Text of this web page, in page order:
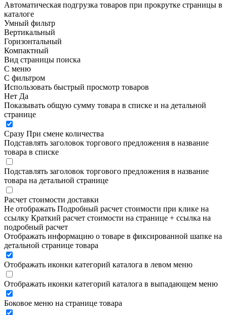
Автоматическая подгрузка товаров при прокрутке страницы в
каталоге
Умный фильтр
Вертикальный
Горизонтальный
Компактный
Вид страницы поиска
С меню
С фильтром
Использовать быстрый просмотр товаров
Нет Да
Показывать общую сумму товара в списке и на детальной
странице
Сразу При смене количества
Подставлять заголовок торгового предложения в название
товара в списке
Подставлять заголовок торгового предложения в название
товара на детальной странице
Расчет стоимости доставки
Не отображать Подробный расчет стоимости при клике на
ссылку Краткий расчет стоимости на странице + ссылка на
подробный расчет
Отображать информацию о товаре в фиксированной шапке на
детальной странице товара
Отображать иконки категорий каталога в левом меню
Отображать иконки категорий каталога в выпадающем меню
Боковое меню на странице товара